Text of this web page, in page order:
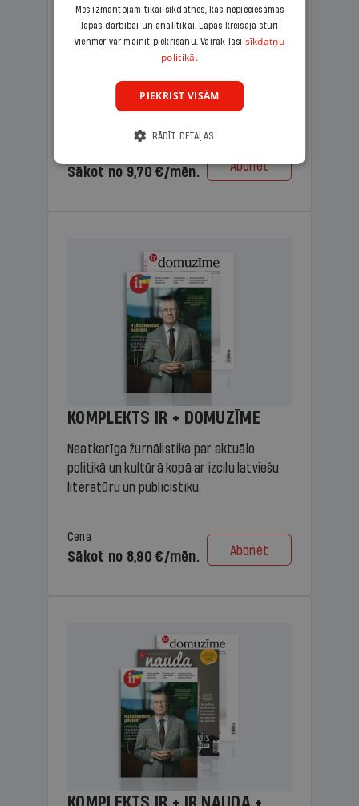
KOMPLEKTS IR + LASIS
Ģimenes komplekts – aizraujošs
lasāmžurnāls bērniem un analītiska
lasāmviela vecākiem.
Sākot no 9,70 €/mēn. Abonēt
KOMPLEKTS IR + DOMUZĪME
Neatkarīga žurnālistika par aktuālo
politikā un kultūrā kopā ar izcilu latviešu
literatūru un publicistiku.
Cena
Sākot no 8,90 €/mēn. Abonēt
Mēs izmantojam tikai sīkdatnes, kas nepieciešamas
lapas darbībai un analītikai. Lapas kreisajā stūrī
vienmēr var mainīt piekrišanu. Vairāk lasi sīkdatņu
politikā.
PIEKRIST VISĀM
RĀDĪT DETAĻAS